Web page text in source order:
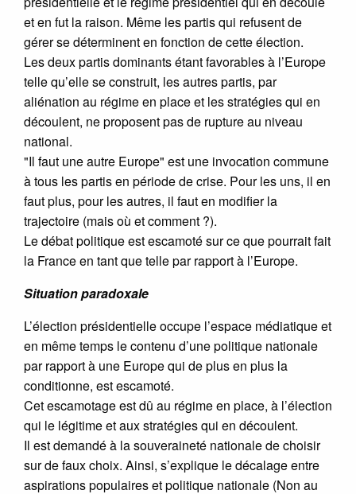
et en fut la raison. Même les partis qui refusent de
gérer se déterminent en fonction de cette élection.
Les deux partis dominants étant favorables à l’Europe
telle qu’elle se construit, les autres partis, par
aliénation au régime en place et les stratégies qui en
découlent, ne proposent pas de rupture au niveau
national.
"Il faut une autre Europe" est une invocation commune
à tous les partis en période de crise. Pour les uns, il en
faut plus, pour les autres, il faut en modifier la
trajectoire (mais où et comment ?).
Le débat politique est escamoté sur ce que pourrait fait
la France en tant que telle par rapport à l’Europe.
Situation paradoxale
L’élection présidentielle occupe l’espace médiatique et
en même temps le contenu d’une politique nationale
par rapport à une Europe qui de plus en plus la
conditionne, est escamoté.
Cet escamotage est dû au régime en place, à l’élection
qui le légitime et aux stratégies qui en découlent.
Il est demandé à la souveraineté nationale de choisir
sur de faux choix. Ainsi, s’explique le décalage entre
aspirations populaires et politique nationale (Non au